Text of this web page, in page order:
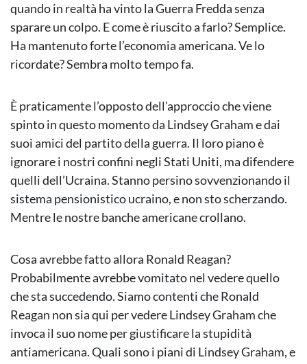
quando in realtà ha vinto la Guerra Fredda senza
sparare un colpo. E come è riuscito a farlo? Semplice.
Ha mantenuto forte l’economia americana. Ve lo
ricordate? Sembra molto tempo fa.
È praticamente l’opposto dell’approccio che viene
spinto in questo momento da Lindsey Graham e dai
suoi amici del partito della guerra. Il loro piano è
ignorare i nostri confini negli Stati Uniti, ma difendere
quelli dell’Ucraina. Stanno persino sovvenzionando il
sistema pensionistico ucraino, e non sto scherzando.
Mentre le nostre banche americane crollano.
Cosa avrebbe fatto allora Ronald Reagan?
Probabilmente avrebbe vomitato nel vedere quello
che sta succedendo. Siamo contenti che Ronald
Reagan non sia qui per vedere Lindsey Graham che
invoca il suo nome per giustificare la stupidità
antiamericana. Quali sono i piani di Lindsey Graham, e